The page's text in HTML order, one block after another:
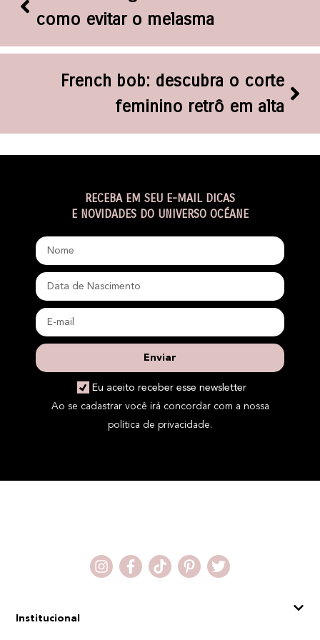
como evitar o melasma
French bob: descubra o corte
feminino retrô em alta
RECEBA EM SEU E-MAIL DICAS
E NOVIDADES DO UNIVERSO OCÉANE
Eu aceito receber esse newsletter
Enviar
Ao se cadastrar você irá concordar com a nossa
política de privacidade.
Institucional